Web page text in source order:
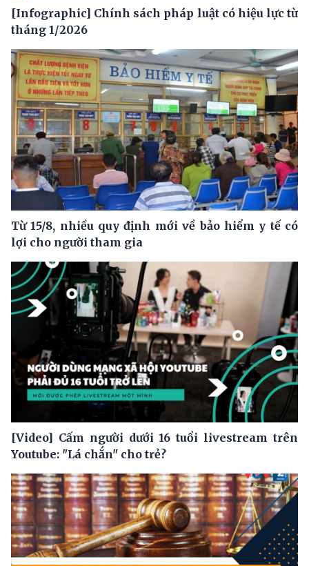
[Infographic] Chính sách pháp luật có hiệu lực từ
tháng 1/2026
Từ 15/8, nhiều quy định mới về bảo hiểm y tế có
lợi cho người tham gia
[Video] Cấm người dưới 16 tuổi livestream trên
Youtube: "Lá chắn" cho trẻ?